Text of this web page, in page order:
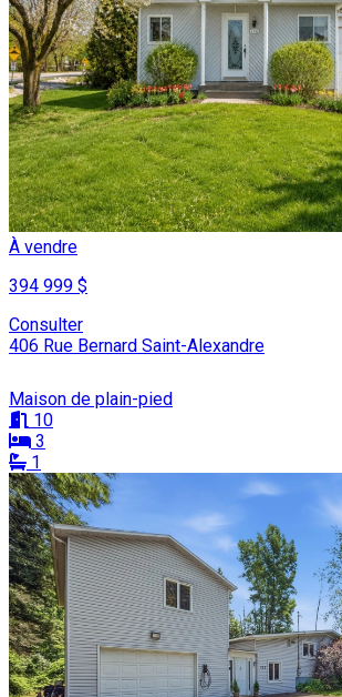
À vendre
394 999 $
Consulter
406 Rue Bernard Saint-Alexandre
Maison de plain-pied
10
3
1